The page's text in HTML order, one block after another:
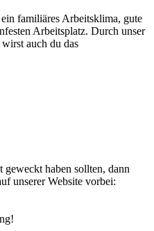
familiäres Arbeitsklima, gute
Arbeitsplatz. Durch unser
auch du das
haben sollten, dann
unserer Website vorbei: